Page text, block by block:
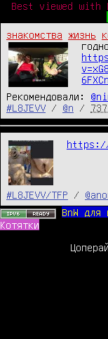
Best viewed with
знакомства
жизнь
Рекомендовали:
#L8JEVV
/ @n /
https://
#L8JEVV/TFP /
BnW для
Котятки